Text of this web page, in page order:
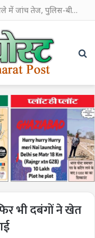
## करोड़ों की नकदी बरामदगी मामले में जांच तेज, पुलिस-बीएसएफ की संयुक्त टीम करेगी पूछताछ
भी दबंगों ने खेत